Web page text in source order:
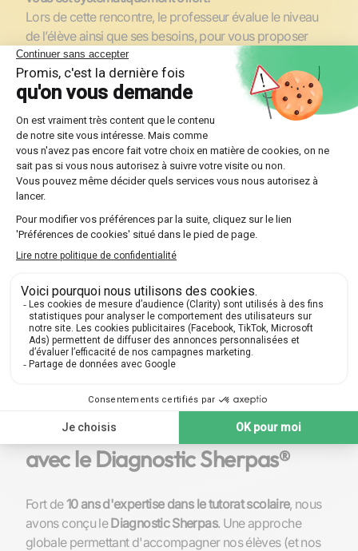
Lors de cette rencontre, le professeur évalue le niveau
de l’élève ainsi que ses besoins, pour vous proposer
l’accompagnement adéquat. C’est aussi le moment de
poser toutes vos questions et de laisser élève et
professeur faire connaissance !
🤔 Et si le professeur ne convient pas ?
Pas de souci ! L'équipe pédagogique vous proposera
d'autres profils, sans frais supplémentaires.
Trouvez-moi un professeur
Faites votre bilan pédagogique
avec le Diagnostic Sherpas®
Fort de10 ans d'expertise dans le tutorat scolaire, nous
avons conçu leDiagnostic Sherpas. Une approche
globale permettant d'accompagner nos élèves (et nos